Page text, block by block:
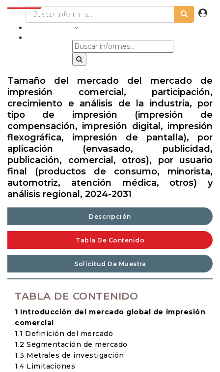
Tamaño del mercado del mercado de
impresión comercial, participación,
crecimiento e análisis de la industria, por
tipo de impresión (impresión de
compensación, impresión digital, impresión
flexográfica, impresión de pantalla), por
aplicación (envasado, publicidad,
publicación, comercial, otros), por usuario
final (productos de consumo, minorista,
automotriz, atención médica, otros) y
análisis regional, 2024-2031
Descripción
Tabla De Contenido
Solicitud De Muestra
TABLA DE CONTENIDO
1 Introducción del mercado global de impresión
comercial
1.1 Definición del mercado
1.2 Segmentación de mercado
1.3 Metrales de investigación
1.4 Limitaciones